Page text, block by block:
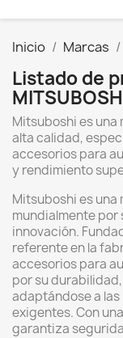
Inicio Marcas
Listado de
Mitsuboshi es
alta calidad,
accesorios para
y rendimiento
Mitsuboshi es
mundialmente por
innovación.
referente en la
accesorios para
por su
adaptándose a
exigentes. Con
garantiza